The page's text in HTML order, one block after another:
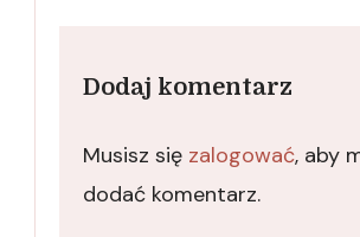
Dodaj komentarz
Musisz się zalogować, aby
dodać komentarz.